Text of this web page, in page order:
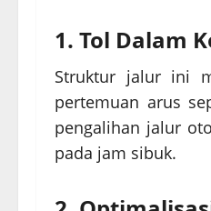
1. Tol Dalam
Struktur jalur ini
pertemuan arus
pengalihan jalur
pada jam sibuk.